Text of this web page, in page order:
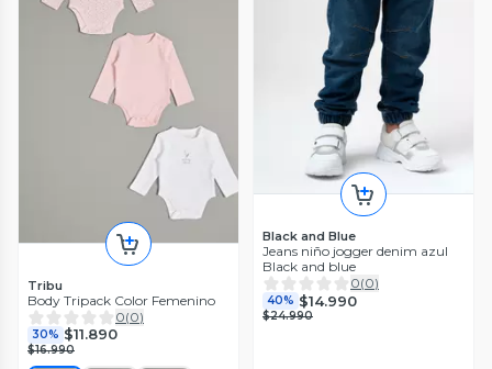
Tribu
Body Tripack Color Femenino
0(0)
30% $11.890
$16.990
Black and Blue
Jeans niño jogger denim azul
Black and blue
0(0)
40% $14.990
$24.990